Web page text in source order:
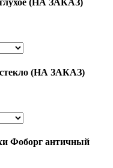
(НА ЗАКАЗ)
стекло (НА ЗАКАЗ)
Фоборг античный